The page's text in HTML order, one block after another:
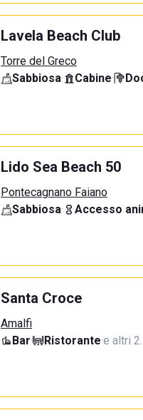
Lavela Beach Club
Torre del Greco
Sabbiosa· Cabine·
Lido Sea Beach 50
Pontecagnano Faiano
Sabbiosa· Accesso
Santa Croce
Amalfi
Bar· Ristorante·e altri